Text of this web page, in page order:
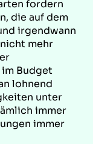
fordern
die auf dem
irgendwann
mehr
Budget
lohnend
unter
immer
immer